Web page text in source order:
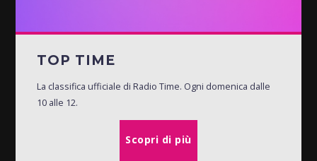
TOP TIME
La classifica ufficiale di Radio Time. Ogni domenica dalle
10 alle 12.
Scopri di più